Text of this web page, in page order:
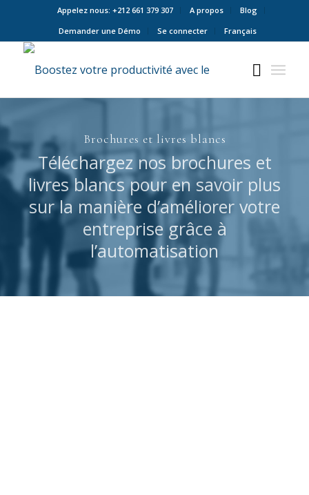
Appelez nous: +212 661 379 307 A propos
Blog
Demander une Démo
Se connecter Français
Brochures et livres blancs
Téléchargez nos brochures et
livres blancs pour en savoir plus
sur la manière d’améliorer votre
entreprise grâce à
l’automatisation